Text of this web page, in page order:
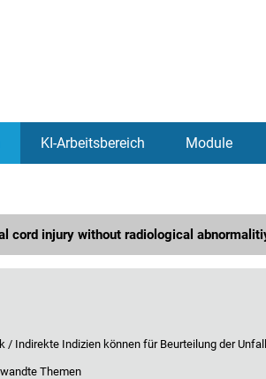
KI-Arbeitsbereich Module
cord injury without radiological
/ Indirekte Indizien können für Beurteilung der
Themen